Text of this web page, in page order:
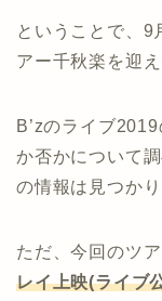
ということで、9
アー千秋楽を迎え
B’zのライブ
か否かについて
の情報は見つか
ただ、今回のツア
レイ上映(ライブ